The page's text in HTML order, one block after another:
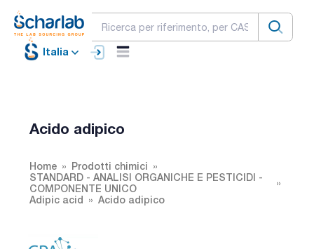
Italia
Acido adipico
Home
Prodotti chimici
STANDARD - ANALISI ORGANICHE E PESTICIDI -
COMPONENTE UNICO
Adipic acid
Acido adipico